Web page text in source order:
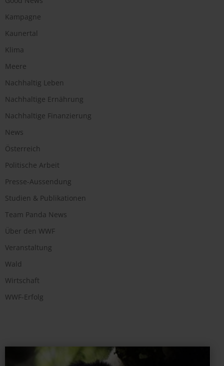
Kampagne
Kaunertal
Klima
Meere
Nachhaltig Leben
Nachhaltige Ernährung
Nachhaltige Finanzierung
News
Österreich
Politische Arbeit
Presse-Aussendung
Studien & Publikationen
Team Panda News
Über den WWF
Veranstaltung
Wald
Wirtschaft
WWF-Erfolg